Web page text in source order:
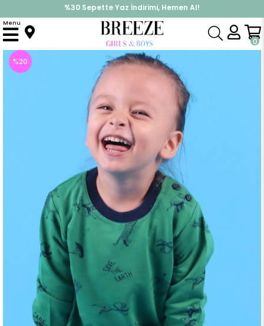
%30 Sepette Yaz İndirimi, Hemen Al!
İndirimlere ek %10 İndirimi Kap, Hemen Üye Ol!
0
Menu
Anasayfa Üst Giyim Sweatshirt
%20